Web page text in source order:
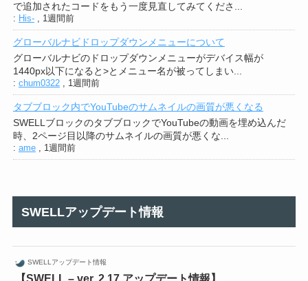
で追加されたコードをもう一度見直してみてくださ...
: His-, 1週間前
グローバルナビドロップダウンメニューについて
グローバルナビのドロップダウンメニューがデバイス幅が
1440px以下になると>とメニュー名が被ってしまい...
: chum0322, 1週間前
タブブロック内でYouTubeのサムネイルの画質が悪くなる
SWELLブロックのタブブロックでYouTubeの動画を埋め込んだ
時、2ページ目以降のサムネイルの画質が悪くな...
: ame, 1週間前
SWELLアップデート情報
SWELLアップデート情報